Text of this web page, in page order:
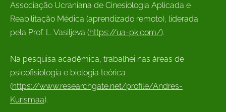
Associação Ucraniana de Cinesiologia Aplicada e
Reabilitação Médica (aprendizado remoto), liderada
pela Prof. L. Vasiljeva (https://ua-pk.com/).
Na pesquisa acadêmica, trabalhei nas áreas de
psicofisiologia e biologia teórica
(https://www.researchgate.net/profile/Andres-
Kurismaa).